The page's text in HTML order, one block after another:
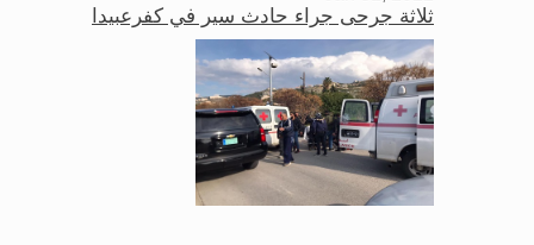
ثلاثة جرحى جراء حادث سير في كفرعبيدا